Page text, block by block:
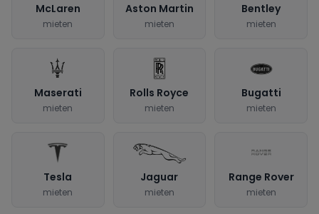
McLaren
mieten
Aston Martin
mieten
Bentley
mieten
Maserati
mieten
Rolls Royce
mieten
Bugatti
mieten
Tesla
mieten
Jaguar
mieten
Range Rover
mieten